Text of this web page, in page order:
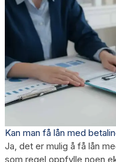
Kan man få lån med
Ja, det er mulig å få lån
som regel oppfylle noen